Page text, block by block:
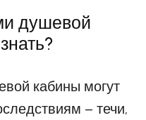
душевой
кабины могут
– течи,